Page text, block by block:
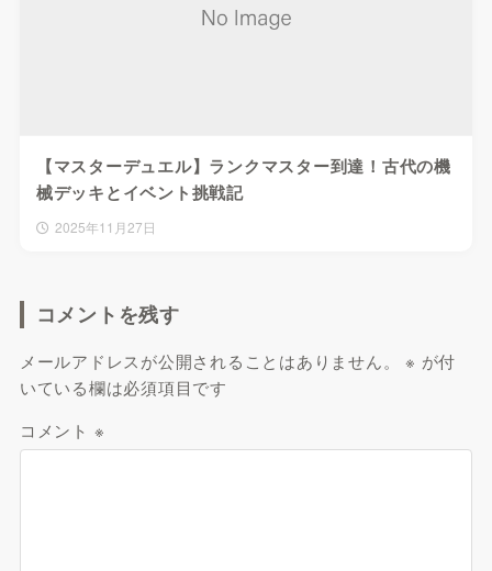
【マスターデュエル】ランクマスター到達！古代の機
械デッキとイベント挑戦記
2025年11月27日
コメントを残す
メールアドレスが公開されることはありません。 ※ が付
いている欄は必須項目です
コメント ※